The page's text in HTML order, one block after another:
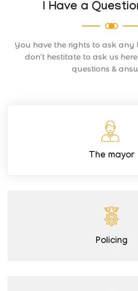
I Have a
You have the rights to ask any
don’t hestitate to ask us
questions &
The mayor
Policing